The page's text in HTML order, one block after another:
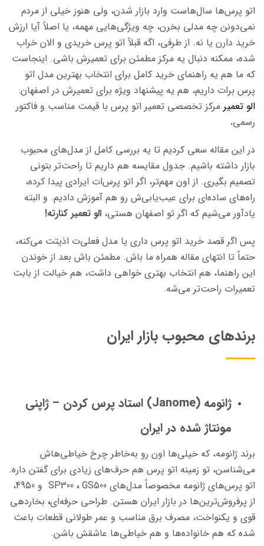
اتو پرس‌ها سال‌هاست وارد بازار شدن، ولی هنوز خیلی از مردم
نمی‌دونن چه مدلی بخرن، چه ویژگی‌هایی مهمه، یا اصلاً آیا ارزش
خرید دارن یا نه. از طرفی، اگه قبلاً اتو پرس خریدی و الان خراب
شده، ممکنه دنبال یه مرکز مطمئن برای تعمیرش باشی. اینجاست
که ما هم یه راهنمای خرید کامل برای انتخاب بهترین مدل اتو
پرس برات داریم، هم یه پیشنهاد ویژه برای تعمیرش در اصفهان:
الو تعمیر مرکز تخصصی تعمیر اتو پرس با قیمت مناسب و فاکتور
رسمی.
در این مقاله سعی کردیم تا یه بررسی کامل از مدل‌های محبوب
بازار داشته باشیم. جدول مقایسه هم داریم تا راحت‌تر بتونی
تصمیم بگیری. از اون مهم‌تر، اگر اتو پرس‌ات ایرادی پیدا کرده،
راه‌های ساده‌ای برای عیب‌یابی‌ش رو هم آموزش دادیم. و البته
یادآور می‌شیم که اگر تو اصفهان هستی، الو تعمیر کنارته!
پس اگر قصد خرید اتو پرس داری یا مدل فعلی‌ت اذیتت می‌کنه،
حتماً تا انتهای مقاله همراه ما باش. مطمئن باش بعد از خوندن
این راهنما، هم انتخاب بهتری خواهی داشت، هم خیالت از بابت
تعمیرات راحت‌تر می‌شه.
برندهای محبوب بازار ایران
ژانومه (Janome) استاد پرس کردن
– ژاپنی
مونتاژ شده در ایران
برند ژانومه، که خیلی‌ها اون رو به‌خاطر چرخ خیاطی‌هاش
می‌شناسن، تو زمینه اتو پرس هم حرف‌های زیادی برای گفتن داره.
اتو پرس‌های ژانومه مخصوصاً مدل‌های SP300
، GS500 و
4950،
از پرفروش‌ترین‌ها در بازار ایران هستن. طراحی حرفه‌ای، بخاردهی
قوی و یکنواخت، مصرف برق مناسب و عمر طولانی قطعات باعث
شده که هم خانواده‌ها و هم خیاطی‌ها عاشقش باشن.